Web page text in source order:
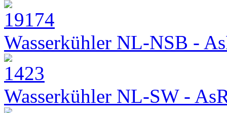
Wasserkühler NL-NSB -
Wasserkühler NL-SW -